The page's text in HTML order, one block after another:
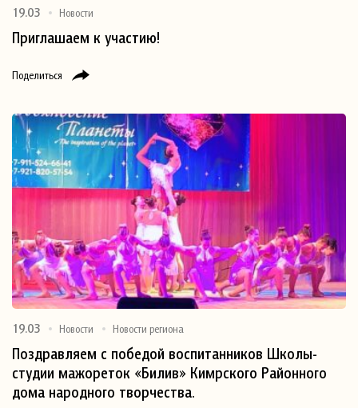
Поделиться
19.03 Новости
Приглашаем к участию!
19.03 Новости Новости региона
Поздравляем с победой воспитанников Школы-
студии мажореток «Билив» Кимрского Районного
дома народного творчества.